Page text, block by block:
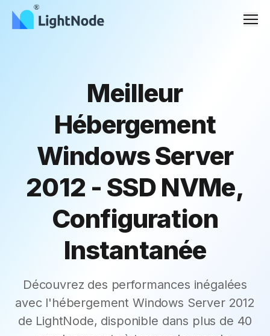
Meilleur
Hébergement
Windows Server
2012 - SSD NVMe,
Configuration
Instantanée
Découvrez des performances inégalées
avec l'hébergement Windows Server 2012
de LightNode, disponible dans plus de 40